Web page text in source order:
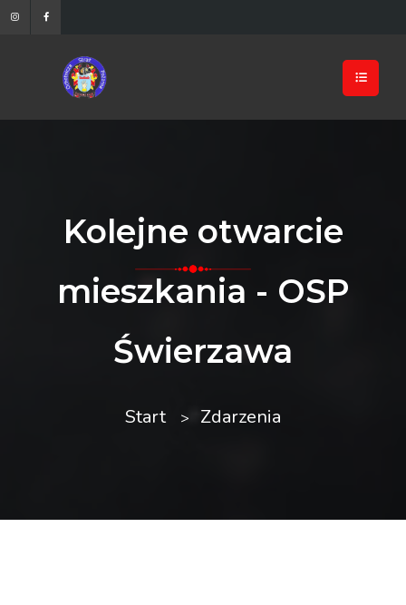
Kolejne otwarcie
mieszkania - OSP
Świerzawa
Start Zdarzenia